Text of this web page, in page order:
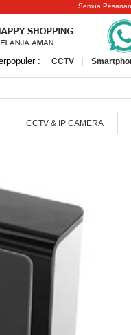
Semua
: CCTV
CCTV & IP CAMERA